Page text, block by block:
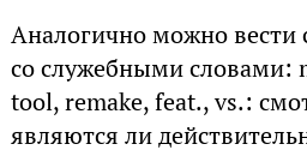
Аналогично можно вести
со служебными словами:
tool, remake, feat., vs.:
являются ли